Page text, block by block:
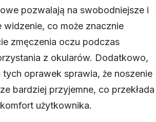
pozwalają na swobodniejsze i
widzenie, co może znacznie
zmęczenia oczu podczas
z okularów. Dodatkowo,
oprawek sprawia, że noszenie
bardziej przyjemne, co przekłada
użytkownika.